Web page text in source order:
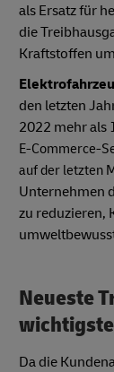
als Ersatz für
die
Kraftstoffen
den letzten
2022 mehr als
E-Commerce-
auf der letzten
Unternehmen
zu reduzieren,
Neueste
Da die